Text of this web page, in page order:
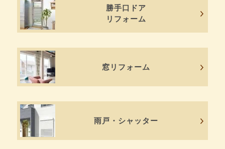
勝手口ドア
リフォーム
窓リフォーム
雨戸・シャッター